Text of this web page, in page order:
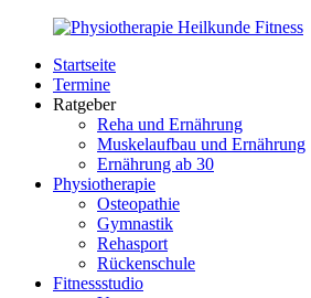
Zurück
Inhalt
PhysioMed-
Fit.de
Gesundheit
Startseite
Termine
Ratgeber
Reha und Ernährung
Muskelaufbau und Ernährung
Ernährung ab 30
Physiotherapie
Osteopathie
Gymnastik
Rehasport
Rückenschule
Fitnessstudio